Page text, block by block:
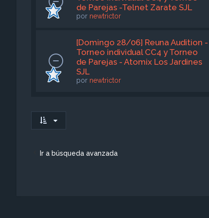
de Parejas -Telnet Zarate SJL
por newtrictor
[Domingo 28/06] Reuna Audition -
Torneo individual CC4 y Torneo
de Parejas - Atomix Los Jardines
SJL
por newtrictor
Ir a búsqueda avanzada